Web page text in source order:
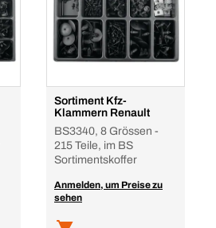
Sortiment Kfz-
Klammern Renault
BS3340, 8 Grössen -
215 Teile, im BS
Sortimentskoffer
Anmelden, um Preise zu
sehen